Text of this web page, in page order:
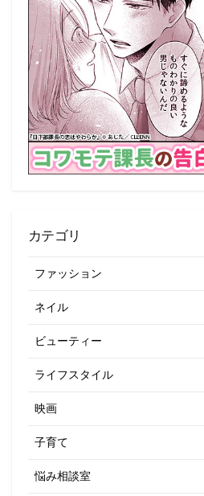
カテゴリ
ファッション
ネイル
ビューティー
ライフスタイル
映画
子育て
悩み相談室